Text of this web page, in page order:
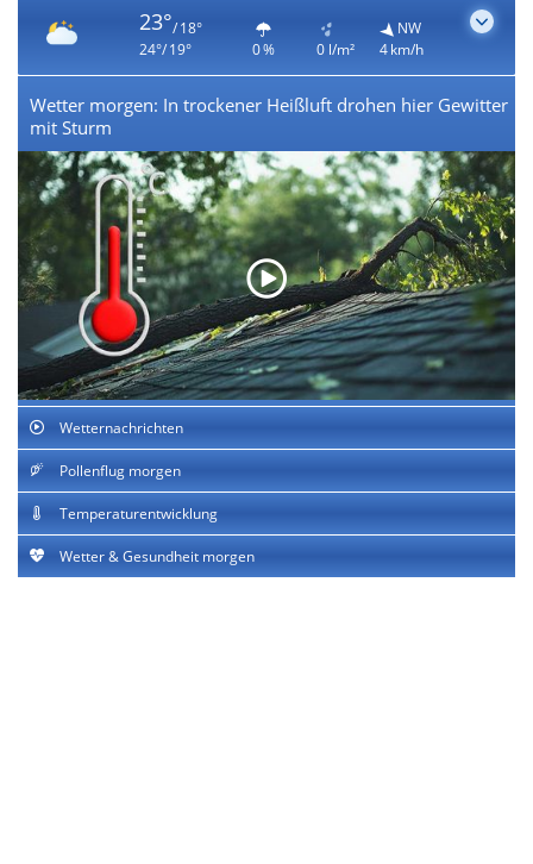
23°/ 18°
24°/ 19°
0 % 0 l/m²
NW
4 km/h
Wetter morgen: In trockener Heißluft drohen hier Gewitter
mit Sturm
Wetternachrichten
Pollenflug morgen
Temperaturentwicklung
Wetter & Gesundheit morgen